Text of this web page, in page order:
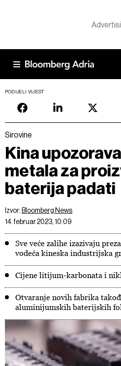
PODIJELI VIJEST
Sirovine
Kina
metala za
baterija padati
Izvor: Bloomberg News
14. februar 2023, 10:09
Sve veće zalihe izazivaju
vodeća kineska industrijska
Cijene litijum-karbonata i
Otvaranje novih fabrika
aluminijumskih baterijskih